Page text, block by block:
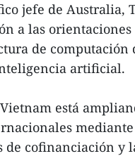
jefe de Australia,
a las
de computación
artificial.
está
de cofinanciación y